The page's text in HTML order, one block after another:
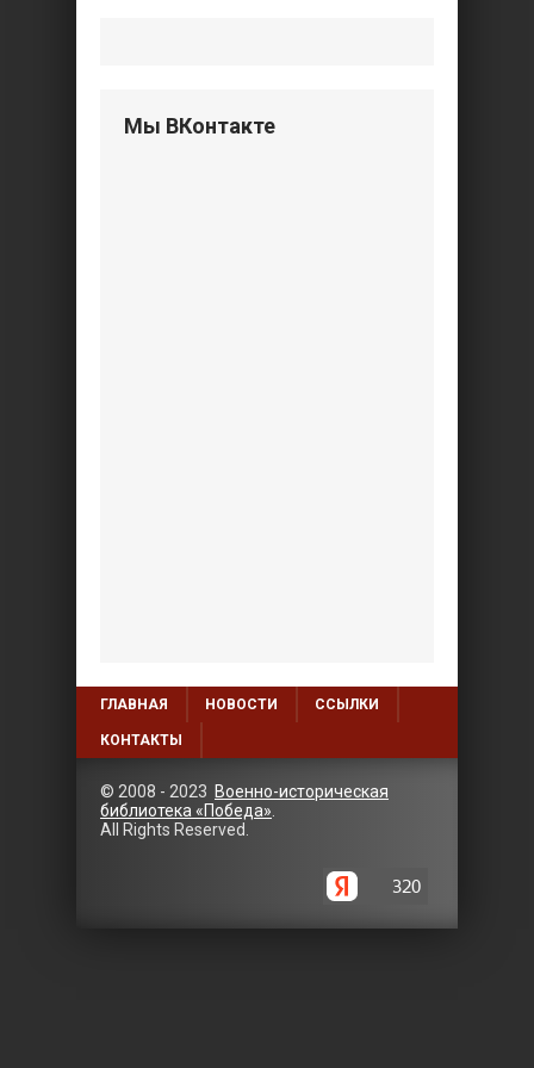
Мы ВКонтакте
ГЛАВНАЯ НОВОСТИ ССЫЛКИ
КОНТАКТЫ
© 2008 - 2023 Военно-историческая
библиотека «Победа»
All Rights Reserved.